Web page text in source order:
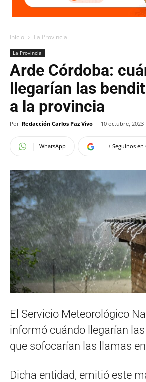
Inicio La Provincia
La Provincia
Arde Córdoba:
llegarían las
a la provincia
Por Redacción Carlos Paz Vivo - 10 octubre, 2023
WhatsApp + Seguinos en
El Servicio Meteorológico
informó cuándo llegarían
que sofocarían las llamas
Dicha entidad, emitió este